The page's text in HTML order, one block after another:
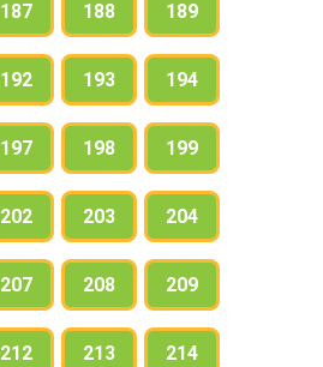
187 188 189
192 193 194
197 198 199
202 203 204
207 208 209
212 213 214